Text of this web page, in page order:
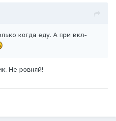
когда еду. А при вкл-
Не ровняй!